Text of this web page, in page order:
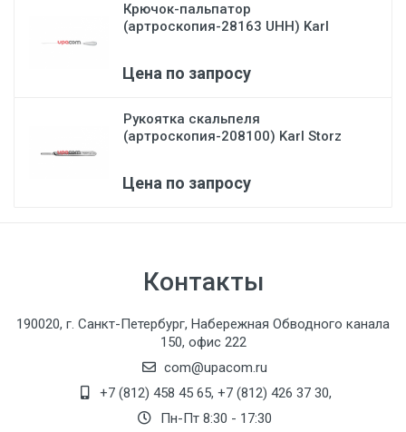
Крючок-пальпатор
(артроскопия-28163 UHH) Karl
Цена по запросу
Рукоятка скальпеля
(артроскопия-208100) Karl Storz
Цена по запросу
Контакты
190020, г. Санкт-Петербург, Набережная Обводного канала
150, офис 222
com@upacom.ru
+7 (812) 458 45 65, +7 (812) 426 37 30,
Пн-Пт 8:30 - 17:30